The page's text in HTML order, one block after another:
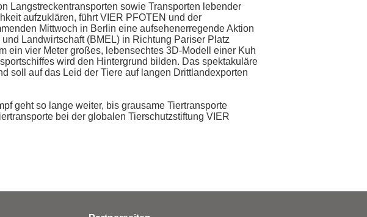
Langstreckentransporten sowie Transporten lebender
aufzuklären, führt VIER PFOTEN und der
Mittwoch in Berlin eine aufsehenerregende Aktion
Landwirtschaft (BMEL) in Richtung Pariser Platz
ein vier Meter großes, lebensechtes 3D-Modell einer Kuh
wird den Hintergrund bilden. Das spektakuläre
soll auf das Leid der Tiere auf langen Drittlandexporten
geht so lange weiter, bis grausame Tiertransporte
bei der globalen Tierschutzstiftung VIER